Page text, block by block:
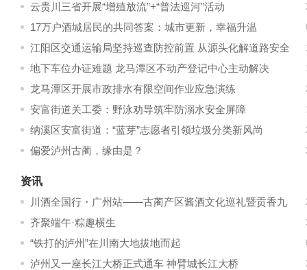
云贵川三省开展“增殖放流”+“普法巡河”活动
17万户酒城居民的共同答案：城市更新，幸福升温
江阳区交通运输局坚持巡查防控前置 从源头化解道路安全
风险
地下车位办证难题 龙马潭区不动产登记中心主动解决
龙马潭区开展市政排水有限空间作业应急演练
安富街道关工委：野泳劝导筑牢防溺水安全屏障
纳溪区安富街道：“蓝芽”志愿者引领垃圾分类新风尚
偏爱泸州古蔺，缘由是？
资讯
川酒全国行・广州站——古蔺产区酱酒文化巡礼暨贡香九
久酒产品发布会圆满举行
齐聚端午·粽趣横生
“铁打的泸州”在川南大地拔地而起
泸州又一座长江大桥正式通车 神臂城长江大桥